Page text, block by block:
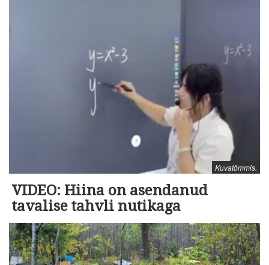
Kuvatõmmis.
VIDEO: Hiina on asendanud
tavalise tahvli nutikaga